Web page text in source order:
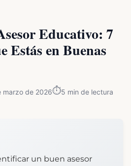
Educativo: 7
Estás en Buenas
marzo de 2026⏱️5 min de lectura
un buen asesor